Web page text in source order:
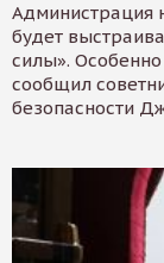
Администрация
будет
силы». Особенно
сообщил
безопасности